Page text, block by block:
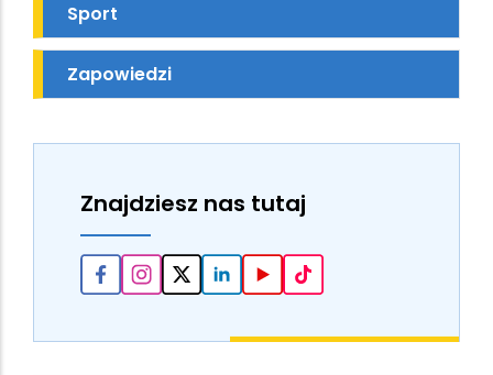
Sport
Zapowiedzi
Znajdziesz nas tutaj